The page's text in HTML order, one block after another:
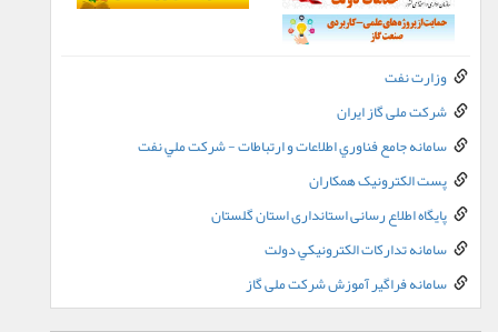
وزارت نفت
شرکت ملی گاز ایران
سامانه جامع فناوري اطلاعات و ارتباطات - شرکت ملي نفت
پست الکترونيک همکاران
پایگاه اطلاع رسانی استانداری استان گلستان
سامانه تدارکات الکترونيکي دولت
سامانه فراگیر آموزش شرکت ملی گاز